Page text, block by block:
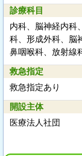
診療科目
内科、脳神経内科
科、形成外科、脳
鼻咽喉科、放射線
救急指定
救急指定あり
開設主体
医療法人社団